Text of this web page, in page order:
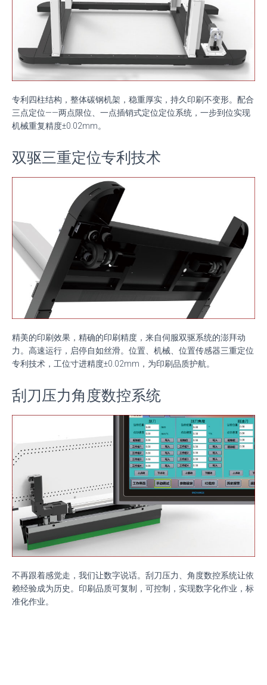
专利四柱结构，整体碳钢机架，稳重厚实，持久印刷不变形。配合
三点定位——两点限位、一点插销式定位定位系统，一步到位实现
机械重复精度±0.02mm。
双驱三重定位专利技术
精美的印刷效果，精确的印刷精度，来自伺服双驱系统的澎拜动
力。高速运行，启停自如丝滑。位置、机械、位置传感器三重定位
专利技术，工位寸进精度±0.02mm ，为印刷品质护航。
刮刀压力角度数控系统
不再跟着感觉走，我们让数字说话。刮刀压力、角度数控系统让依
赖经验成为历史。印刷品质可复制，可控制，实现数字化作业，标
准化作业。